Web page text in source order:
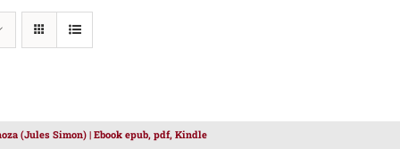
(Jules Simon) | Ebook epub, pdf, Kindle